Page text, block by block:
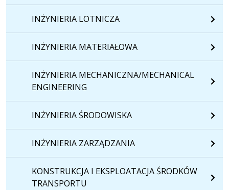
INŻYNIERIA LOTNICZA
INŻYNIERIA MATERIAŁOWA
INŻYNIERIA MECHANICZNA/MECHANICAL
ENGINEERING
INŻYNIERIA ŚRODOWISKA
INŻYNIERIA ZARZĄDZANIA
KONSTRUKCJA I EKSPLOATACJA ŚRODKÓW
TRANSPORTU